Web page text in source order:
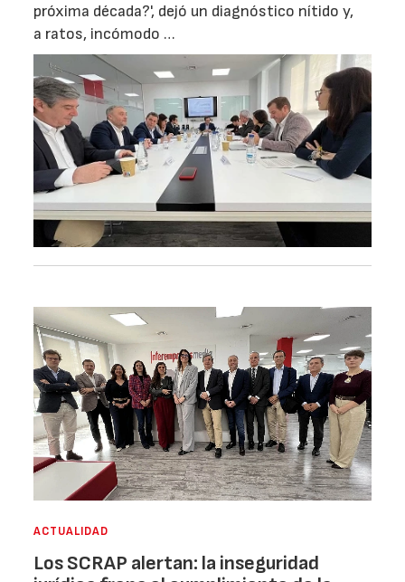
próxima década?', dejó un diagnóstico nítido y,
a ratos, incómodo …
ACTUALIDAD
Los SCRAP alertan: la inseguridad